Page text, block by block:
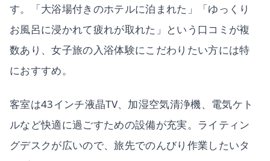
す。「大浴場付きのホテルに泊まれた」「ゆっくり
お風呂に浸かれて疲れが取れた」という口コミが複
数あり、女子旅の入浴体験にこだわりたい方には特
におすすめ。
客室は43インチ液晶TV、加湿空気清浄機、電気ケト
ルなど快適に過ごすための設備が充実。ライティン
グデスクが広いので、旅先でのんびり作業したいタ